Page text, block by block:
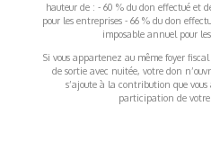
hauteur de : - 60 % du don effectué et
pour les entreprises - 66 % du don
imposable annuel pour
Si vous appartenez au même foyer
de sortie avec nuitée, votre don
s’ajoute à la contribution que
participation de